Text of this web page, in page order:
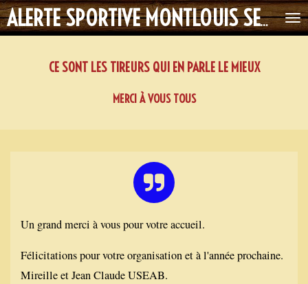
Passer
au
principal
ALERTE SPORTIVE MONTLOUIS SECTION TIR
CE SONT LES TIREURS QUI EN PARLE LE MIEUX
MERCI À VOUS TOUS
Un grand merci à vous pour votre accueil.
Félicitations pour votre organisation et à l'année prochaine.
Mireille et Jean Claude USEAB.